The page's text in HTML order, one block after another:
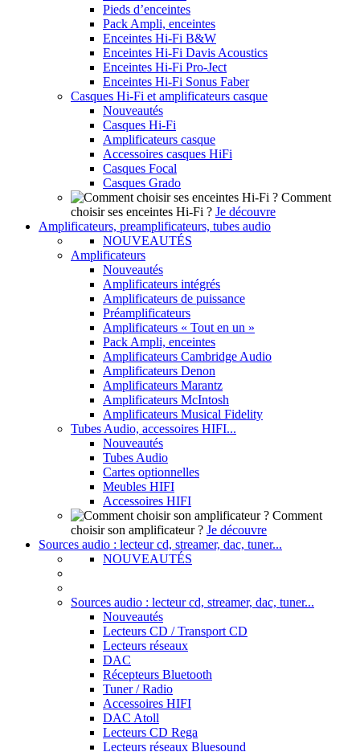
Pieds d’enceintes
Pack Ampli, enceintes
Enceintes Hi-Fi B&W
Enceintes Hi-Fi Davis Acoustics
Enceintes Hi-Fi Pro-Ject
Enceintes Hi-Fi Sonus Faber
Casques Hi-Fi et amplificateurs casque
Nouveautés
Casques Hi-Fi
Amplificateurs casque
Accessoires casques HiFi
Casques Focal
Casques Grado
Comment
choisir ses enceintes Hi-Fi ? Je découvre
Amplificateurs, preamplificateurs, tubes audio
NOUVEAUTÉS
Amplificateurs
Nouveautés
Amplificateurs intégrés
Amplificateurs de puissance
Préamplificateurs
Amplificateurs « Tout en un »
Pack Ampli, enceintes
Amplificateurs Cambridge Audio
Amplificateurs Denon
Amplificateurs Marantz
Amplificateurs McIntosh
Amplificateurs Musical Fidelity
Tubes Audio, accessoires HIFI...
Nouveautés
Tubes Audio
Cartes optionnelles
Meubles HIFI
Accessoires HIFI
Comment
choisir son amplificateur ? Je découvre
Sources audio : lecteur cd, streamer, dac, tuner...
NOUVEAUTÉS
Sources audio : lecteur cd, streamer, dac, tuner...
Nouveautés
Lecteurs CD / Transport CD
Lecteurs réseaux
DAC
Récepteurs Bluetooth
Tuner / Radio
Accessoires HIFI
DAC Atoll
Lecteurs CD Rega
Lecteurs réseaux Bluesound